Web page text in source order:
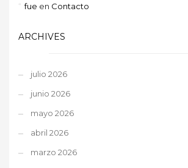
fue en Contacto
ARCHIVES
julio 2026
junio 2026
mayo 2026
abril 2026
marzo 2026